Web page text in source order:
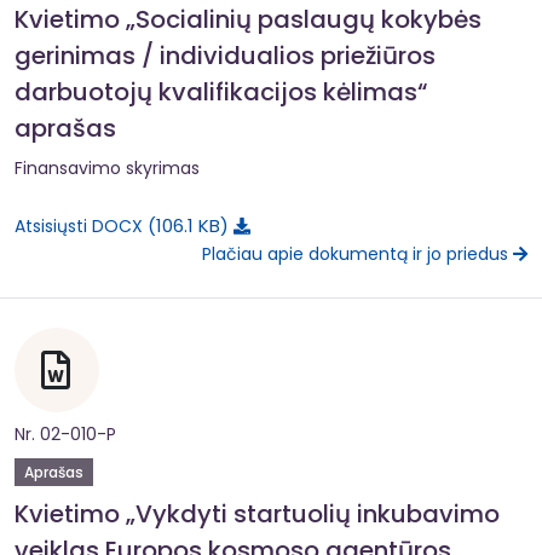
Kvietimo „Socialinių paslaugų kokybės
gerinimas / individualios priežiūros
darbuotojų kvalifikacijos kėlimas“
aprašas
Finansavimo skyrimas
Atsisiųsti DOCX 106.1 KB
Plačiau apie dokumentą ir jo priedus
Nr. 02-010-P
Aprašas
Kvietimo „Vykdyti startuolių inkubavimo